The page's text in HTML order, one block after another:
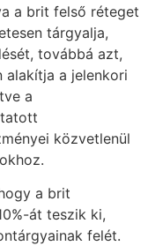
a brit felső réteget
tárgyalja,
továbbá azt,
alakítja a jelenkori
a
közvetlenül
a brit
át teszik ki,
felét.